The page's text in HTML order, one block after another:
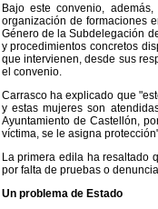
Bajo este convenio,
organización de formaciones
Género de la Subdelegación
y procedimientos concretos
que intervienen, desde sus
el convenio.
Carrasco ha explicado que
y estas mujeres son
Ayuntamiento de Castellón,
víctima, se le asigna
La primera edila ha resaltado
por falta de pruebas o
Un problema de Estado